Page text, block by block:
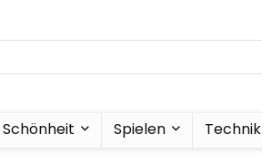
Schönheit Spielen Technik